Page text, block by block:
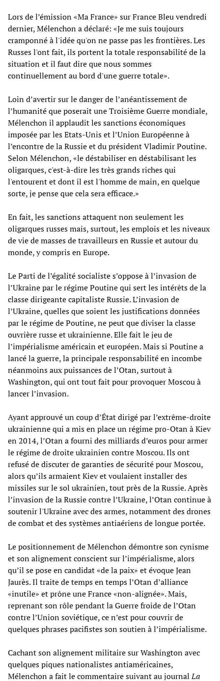
Lors de l’émission «Ma France» sur France Bleu vendredi
dernier, Mélenchon a déclaré: «Je me suis toujours
cramponné à l'idée qu'on ne passe pas les frontières. Les
Russes l'ont fait, ils portent la totale responsabilité de la
situation et il faut dire que nous sommes
continuellement au bord d'une guerre totale».
Loin d’avertir sur le danger de l’anéantissement de
l’humanité que poserait une Troisième Guerre mondiale,
Mélenchon il applaudit les sanctions économiques
imposée par les Etats-Unis et l’Union Européenne à
l’encontre de la Russie et du président Vladimir Poutine.
Selon Mélenchon, «le déstabiliser en déstabilisant les
oligarques, c'est-à-dire les très grands riches qui
l'entourent et dont il est l'homme de main, en quelque
sorte, je pense que cela sera efficace.»
En fait, les sanctions attaquent non seulement les
oligarques russes mais, surtout, les emplois et les niveaux
de vie de masses de travailleurs en Russie et autour du
monde, y compris en Europe.
Le Parti de l’égalité socialiste s’oppose à l’invasion de
l’Ukraine par le régime Poutine qui sert les intérêts de la
classe dirigeante capitaliste Russie. L’invasion de
l’Ukraine, quelles que soient les justifications données
par le régime de Poutine, ne peut que diviser la classe
ouvrière russe et ukrainienne. Elle fait le jeu de
l’impérialisme américain et européen. Mais si Poutine a
lancé la guerre, la principale responsabilité en incombe
néanmoins aux puissances de l’Otan, surtout à
Washington, qui ont tout fait pour provoquer Moscou à
lancer l’invasion.
Ayant approuvé un coup d’État dirigé par l’extrême-droite
ukrainienne qui a mis en place un régime pro-Otan à Kiev
en 2014, l’Otan a fourni des milliards d’euros pour armer
le régime de droite ukrainien contre Moscou. Ils ont
refusé de discuter de garanties de sécurité pour Moscou,
alors qu’ils armaient Kiev et voulaient installer des
missiles sur le sol ukrainien, tout près de la Russie. Après
l’invasion de la Russie contre l’Ukraine, l’Otan continue à
soutenir l'Ukraine avec des armes, notamment des drones
de combat et des systèmes antiaériens de longue portée.
Le positionnement de Mélenchon démontre son cynisme
et son alignement conscient sur l’impérialisme, alors
qu’il se pose en candidat «de la paix» et évoque Jean
Jaurès. Il traite de temps en temps l’Otan d’alliance
«inutile» et prône une France «non-alignée». Mais,
reprenant son rôle pendant la Guerre froide de l’Otan
contre l’Union soviétique, ce n’est pour couvrir de
quelques phrases pacifistes son soutien à l’impérialisme.
Cachant son alignement militaire sur Washington avec
quelques piques nationalistes antiaméricaines,
Mélenchon a fait le commentaire suivant au journalLa